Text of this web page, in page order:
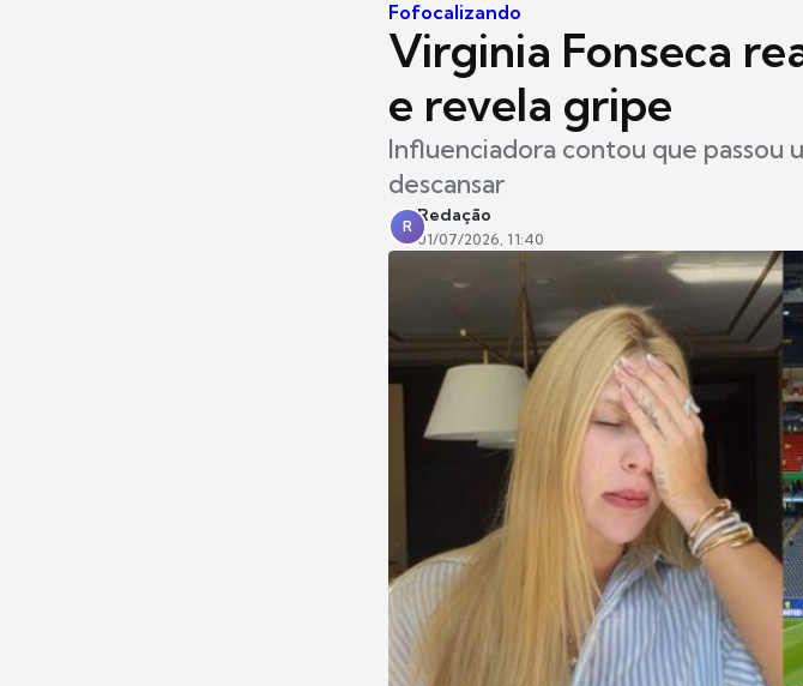
Fofocalizando
Virginia Fonseca
e revela gripe
Influenciadora contou que passou
descansar
R
Redação
01/07/2026, 11:40